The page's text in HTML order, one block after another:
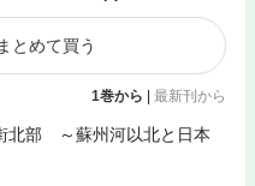
とめて買う
1巻から | 最新刊から
北部 ～蘇州河以北と日本